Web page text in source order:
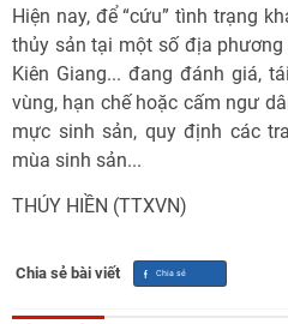
Hiện nay, để “cứu” tình trạng
thủy sản tại một số địa
Kiên Giang... đang đánh giá,
vùng, hạn chế hoặc cấm ngư
mực sinh sản, quy định các
mùa sinh sản...
THÚY HIỀN (TTXVN)
Chia sẻ bài viết